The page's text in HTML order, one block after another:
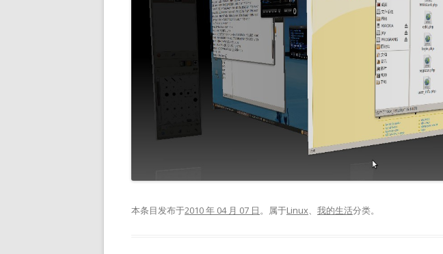
本条目发布于2010 年 04 月 07 日。属于Linux、 我的生活分类。